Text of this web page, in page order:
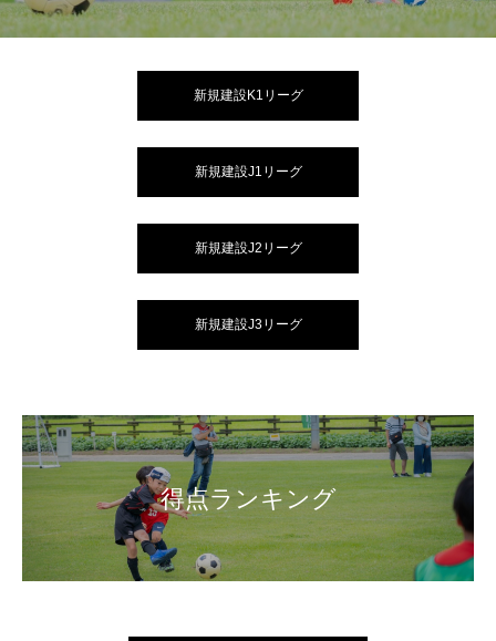
新規建設K1リーグ
新規建設J1リーグ
新規建設J2リーグ
新規建設J3リーグ
得点ランキング